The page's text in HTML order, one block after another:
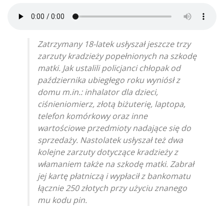
Zatrzymany 18-latek usłyszał jeszcze trzy
zarzuty kradzieży popełnionych na szkodę
matki. Jak ustalili policjanci chłopak od
października ubiegłego roku wyniósł z
domu m.in.: inhalator dla dzieci,
ciśnieniomierz, złotą biżuterię, laptopa,
telefon komórkowy oraz inne
wartościowe przedmioty nadające się do
sprzedaży. Nastolatek usłyszał też dwa
kolejne zarzuty dotyczące kradzieży z
włamaniem także na szkodę matki. Zabrał
jej kartę płatniczą i wypłacił z bankomatu
łącznie 250 złotych przy użyciu znanego
mu kodu pin.